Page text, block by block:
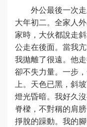
外公最後一次
大年初二。全家人
家時，大伙都說走
公走在後面。當我
我拋離了很遠。他
卻不失力量。一步
上。天色已黑，斜
燈光昏暗。我好久
脊樑，不對稱的肩
掙脫的躁動。我的